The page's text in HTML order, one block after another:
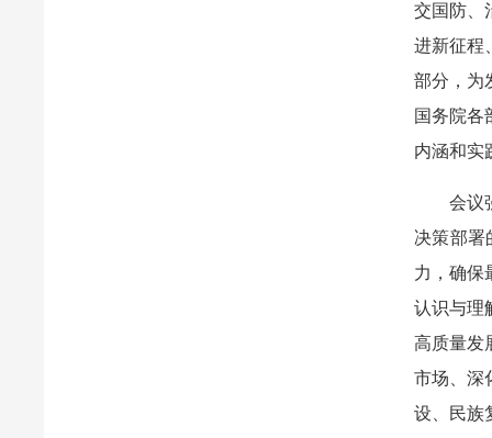
交国防、
进新征程
部分，为
国务院各
内涵和实
会议
决策部署
力，确保
认识与理
高质量发
市场、深
设、民族